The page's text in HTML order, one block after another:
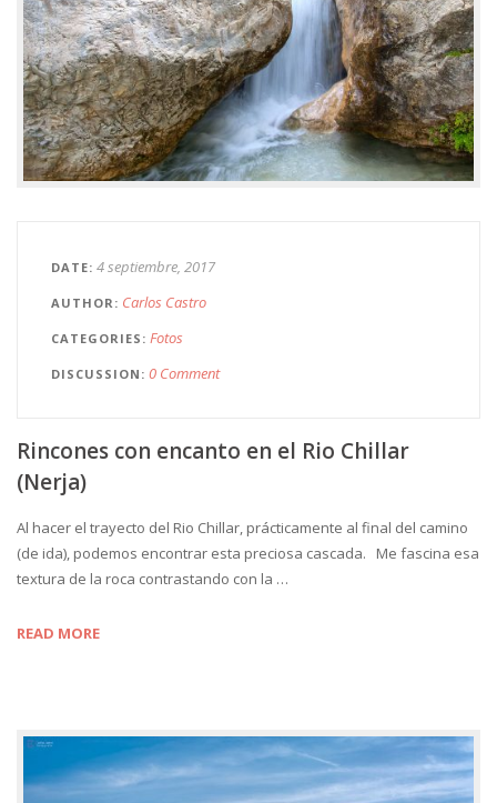
DATE 4 septiembre, 2017
AUTHOR Carlos Castro
CATEGORIES Fotos
DISCUSSION 0 Comment
Rincones con encanto en el Rio Chillar
(Nerja)
Al hacer el trayecto del Rio Chillar, prácticamente al final del camino
(de ida), podemos encontrar esta preciosa cascada. Me fascina esa
textura de la roca contrastando con la …
READ MORE